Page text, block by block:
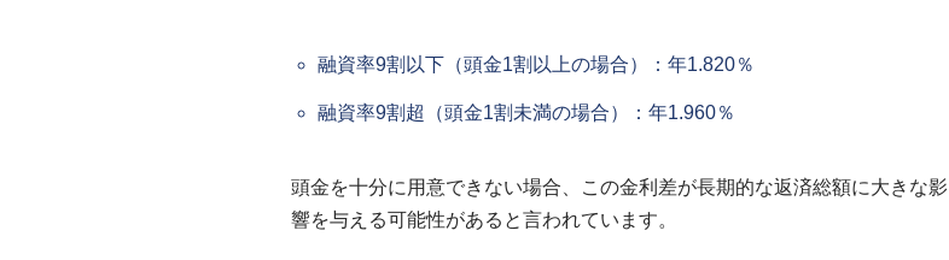
融資率9割以下（頭金1割以上の場合）：年1.820％
融資率9割超（頭金1割未満の場合）：年1.960％
頭金を十分に用意できない場合、この金利差が長期的な返済総額に大きな影
響を与える可能性があると言われています。